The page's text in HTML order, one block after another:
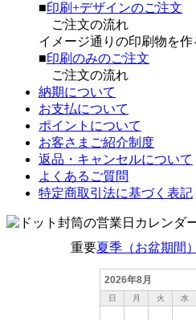
■印刷+デザインのご注文
ご注文の流れ
イメージ通りの印刷物を作
■印刷のみのご注文
ご注文の流れ
納期について
お支払について
ポイントについて
お客さまご紹介制度
返品・キャンセルについて
よくあるご質問
特定商取引法に基づく表記
重要夏季（お盆期間